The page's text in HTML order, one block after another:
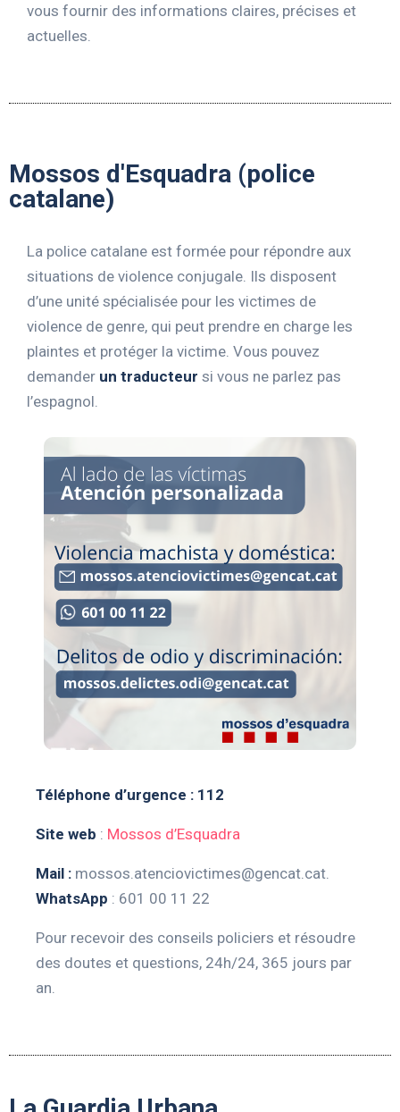
vous fournir des informations claires, précises et
actuelles.
Mossos d'Esquadra (police
catalane)
La police catalane est formée pour répondre aux
situations de violence conjugale. Ils disposent
d’une unité spécialisée pour les victimes de
violence de genre, qui peut prendre en charge les
plaintes et protéger la victime. Vous pouvez
demander un traducteur si vous ne parlez pas
l’espagnol.
Téléphone d’urgence : 112
Site web : Mossos d’Esquadra
Mail : mossos.atenciovictimes@gencat.cat
WhatsApp : 601 00 11 22
Pour recevoir des conseils policiers et résoudre
des doutes et questions, 24h/24, 365 jours par
an.